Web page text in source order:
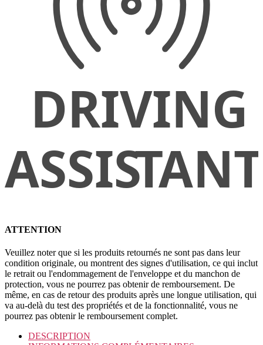
ATTENTION
Veuillez noter que si les produits retournés ne sont pas dans leur
condition originale, ou montrent des signes d'utilisation, ce qui inclut
le retrait ou l'endommagement de l'enveloppe et du manchon de
protection, vous ne pourrez pas obtenir de remboursement. De
même, en cas de retour des produits après une longue utilisation, qui
va au-delà du test des propriétés et de la fonctionnalité, vous ne
pourrez pas obtenir le remboursement complet.
DESCRIPTION